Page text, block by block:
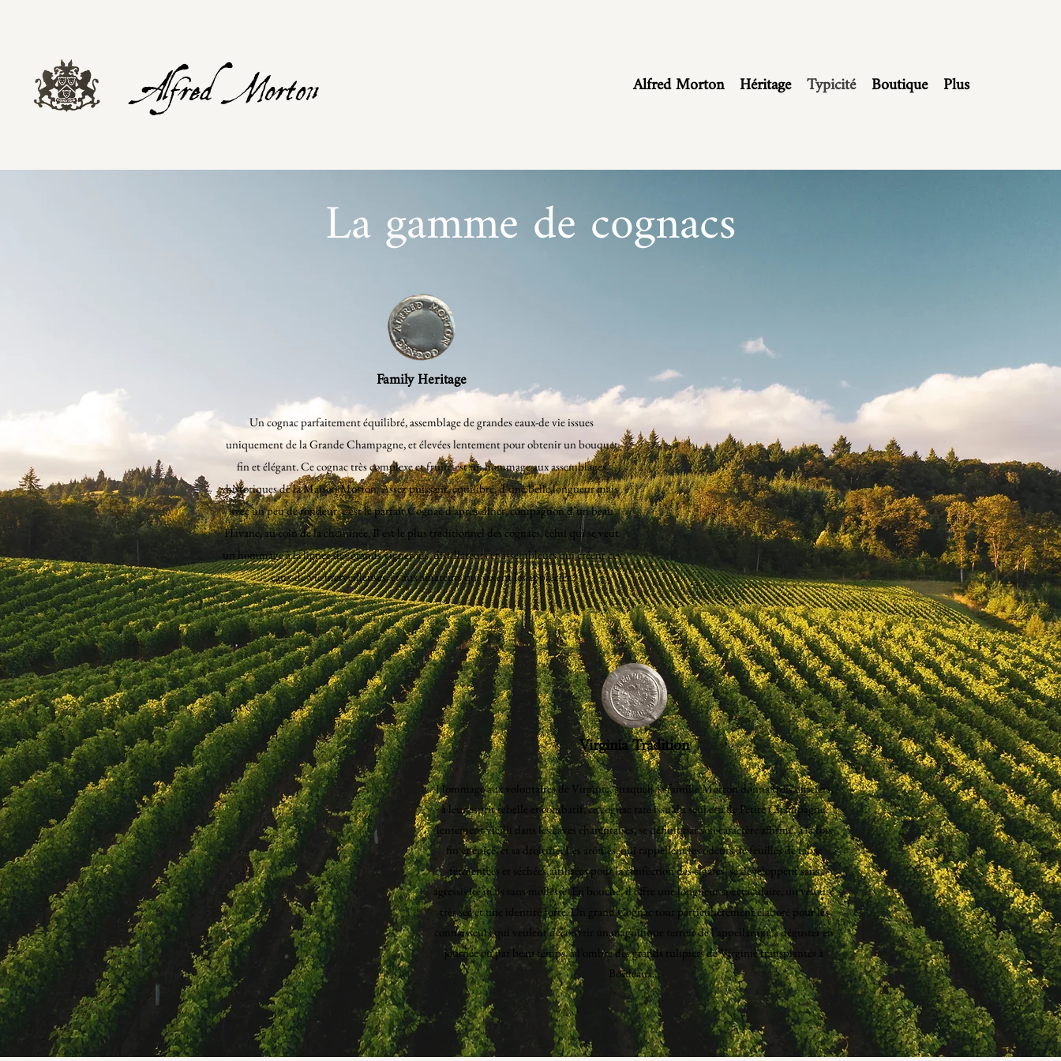
Alfred Morton Alfred Morton Héritage Typicité Boutique Plus
La gamme de cognacs
Family Heritage
Un cognac parfaitement équilibré, assemblage de grandes eaux-de vie issues
uniquement de la Grande Champagne, et élevées lentement pour obtenir un bouquet
fin et élégant. Ce cognac très complexe et fruité est un hommage aux assemblages
historiques de la Maison Morton. Assez puissant, équilibré, d’une belle longueur mais
avec un peu de rondeur, c’est le parfait Cognac d’après-dîner, compagnon d’un beau
Havane, au coin de la cheminée. Il est le plus traditionnel des cognacs, celui qui se veut
un hommage à la lignée des grands vignerons, distillateurs et assembleurs qui créent ces
eaux-de-vie merveilleuses, et aux amateurs qui savent les apprécier.
Virginia Tradition
Hommage aux volontaires de Virginie, auxquels la famille Morton donna trois officiers,
à leur esprit rebelle et combatif, ce cognac rare issu du seul cru de Petite Champagne,
lentement vieilli dans les caves charentaises, se définit par son caractère affirmé, à la fois
fin et épicé, et sa droiture. Les arômes, qui rappellent les odeurs de feuilles de tabac
fermentées et séchées, utilisées pour la confection des cigares, se développent sans
agressivité mais sans mollesse. En bouche, il offre une longueur spectaculaire, un velouté
très sec et une identité forte. Un grand Cognac tout particulièrement élaboré pour les
connaisseurs qui veulent découvrir un magnifique terroir de l’appellation, à déguster en
journée ou par beau temps, à l’ombre des grands tulipiers de Virginie transplantés à
Bordeaux...